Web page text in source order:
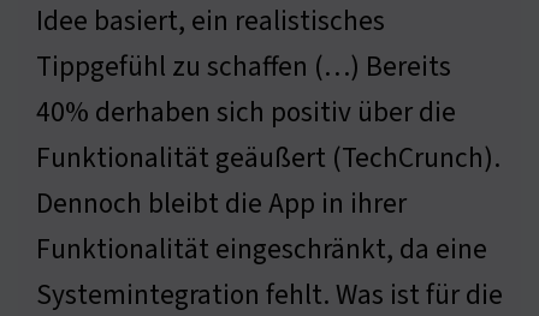
Idee basiert, ein realistisches
Tippgefühl zu schaffen (…) Bereits
40% derhaben sich positiv über die
Funktionalität geäußert (TechCrunch).
Dennoch bleibt die App in ihrer
Funktionalität eingeschränkt, da eine
Systemintegration fehlt. Was ist für die